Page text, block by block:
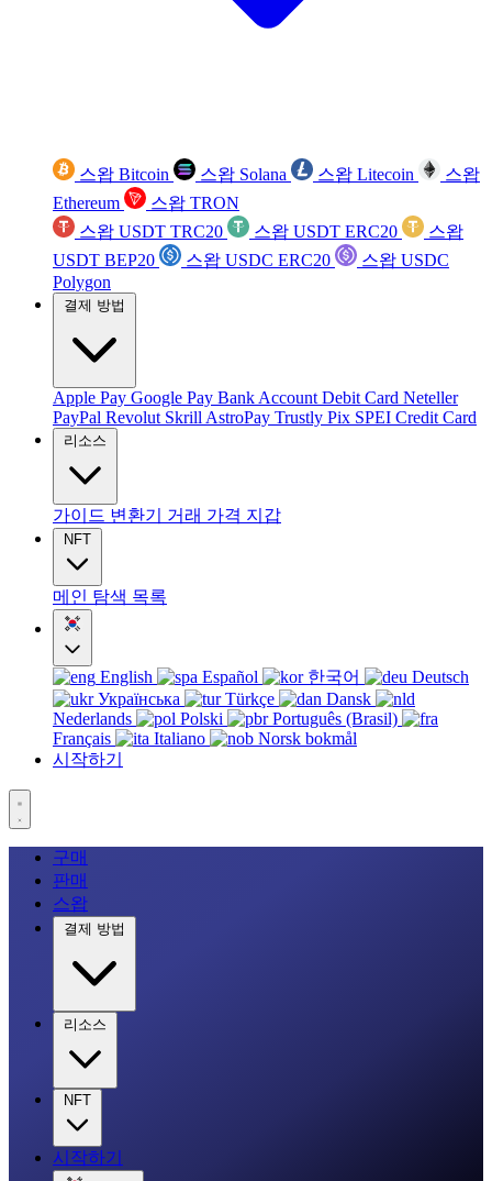
스왑 Bitcoin 스왑 Solana 스왑 Litecoin
스왑
Ethereum
스왑 TRON
스왑 USDT TRC20
스왑 USDT ERC20
스왑
USDT BEP20
스왑 USDC ERC20
스왑 USDC
Polygon
결제 방법
Apple Pay Google Pay Bank Account Debit Card Neteller
PayPal Revolut Skrill AstroPay Trustly Pix SPEI Credit Card
리소스
가이드 변환기 거래 가격 지갑
NFT
메인 탐색 목록
English Español 한국어
Deutsch
Українська
Türkçe
Dansk
Nederlands
Polski
Português (Brasil)
Français
Italiano
Norsk bokmål
시작하기
구매
판매
스왑
결제 방법
리소스
NFT
시작하기